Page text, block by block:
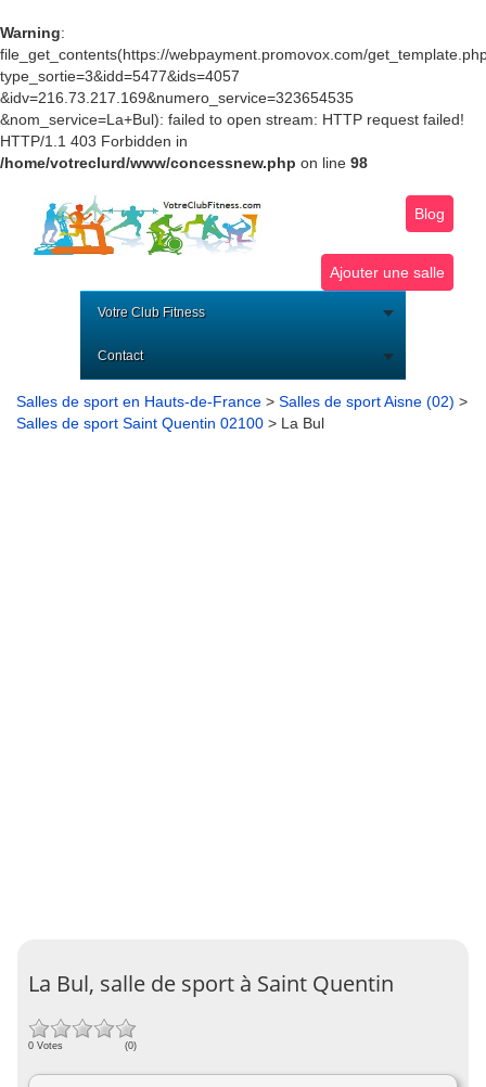
Warning:
file_get_contents(https://webpayment.promovox.com/
type_sortie=3&idd=5477&ids=4057
&idv=216.73.217.169&numero_service=323654535
&nom_service=La+Bul): failed to open stream: HTTP request failed!
HTTP/1.1 403 Forbidden in
/home/votreclurd/www/concessnew.php on line 98
Blog
Ajouter une salle
Votre Club Fitness
Contact
Salles de sport en Hauts-de-France > Salles de sport Aisne (02) >
Salles de sport Saint Quentin 02100 > La Bul
La Bul, salle de sport à Saint Quentin
0 Votes (0)